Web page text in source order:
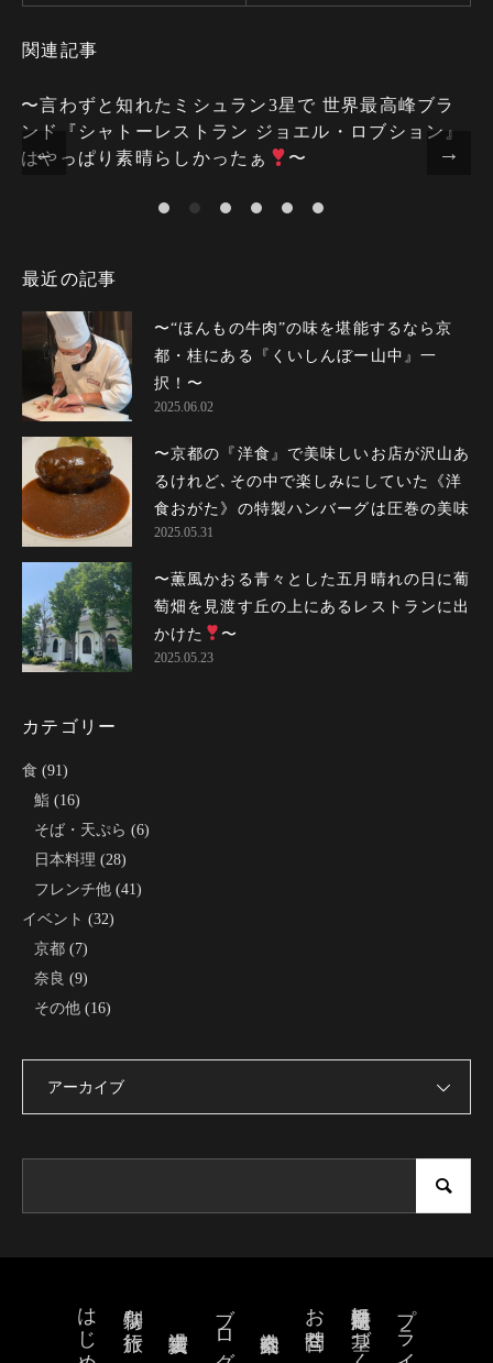
関連記事
〜言わずと知れたミシュラン3星で 世界最高峰ブラ
ンド『シャトーレストラン ジョエル・ロブション』
はやっぱり素晴らしかったぁ〜
最近の記事
〜“ほんもの牛肉”の味を堪能するなら京
都・桂にある『くいしんぼー山中』一
択！〜
2025.06.02
〜京都の『洋食』で美味しいお店が沢山あ
るけれど､その中で楽しみにしていた《洋
食おがた》の特製ハンバーグは圧巻の美...
2025.05.31
〜薫風かおる青々とした五月晴れの日に葡
萄畑を見渡す丘の上にあるレストランに出
かけた〜
2025.05.23
カテゴリー
食 (91)
鮨(16)
そば・天ぷら (6)
日本料理 (28)
フレンチ他(41)
イベント (32)
京都(7)
奈良 (9)
その他(16)
アーカイブ
特定商取引法に基づく表記
お問合せ
ブログ
特別な旅行
はじめに